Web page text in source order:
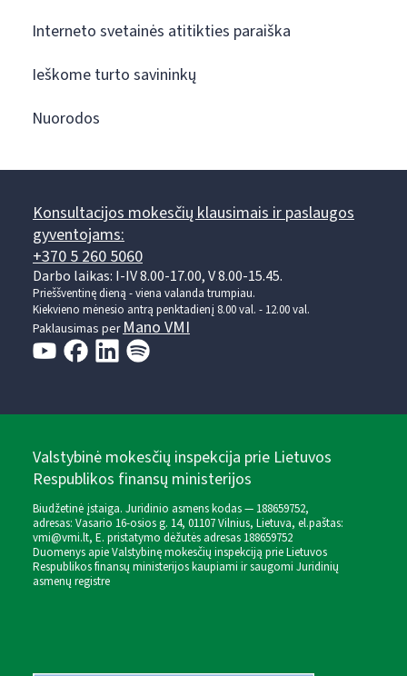
Interneto svetainės atitikties paraiška
Ieškome turto savininkų
Nuorodos
Konsultacijos mokesčių klausimais ir paslaugos
gyventojams:
+370 5 260 5060
Darbo laikas: I-IV 8.00-17.00, V 8.00-15.45.
Prieššventinę dieną - viena valanda trumpiau.
Kiekvieno mėnesio antrą penktadienį 8.00 val. - 12.00 val.
Paklausimas per Mano VMI
Valstybinė mokesčių inspekcija prie Lietuvos
Respublikos finansų ministerijos
Biudžetinė įstaiga. Juridinio asmens kodas — 188659752,
adresas: Vasario 16-osios g. 14, 01107 Vilnius, Lietuva, el.paštas:
vmi@vmi.lt, E. pristatymo dėžutės adresas 188659752
Duomenys apie Valstybinę mokesčių inspekciją prie Lietuvos
Respublikos finansų ministerijos kaupiami ir saugomi Juridinių
asmenų registre